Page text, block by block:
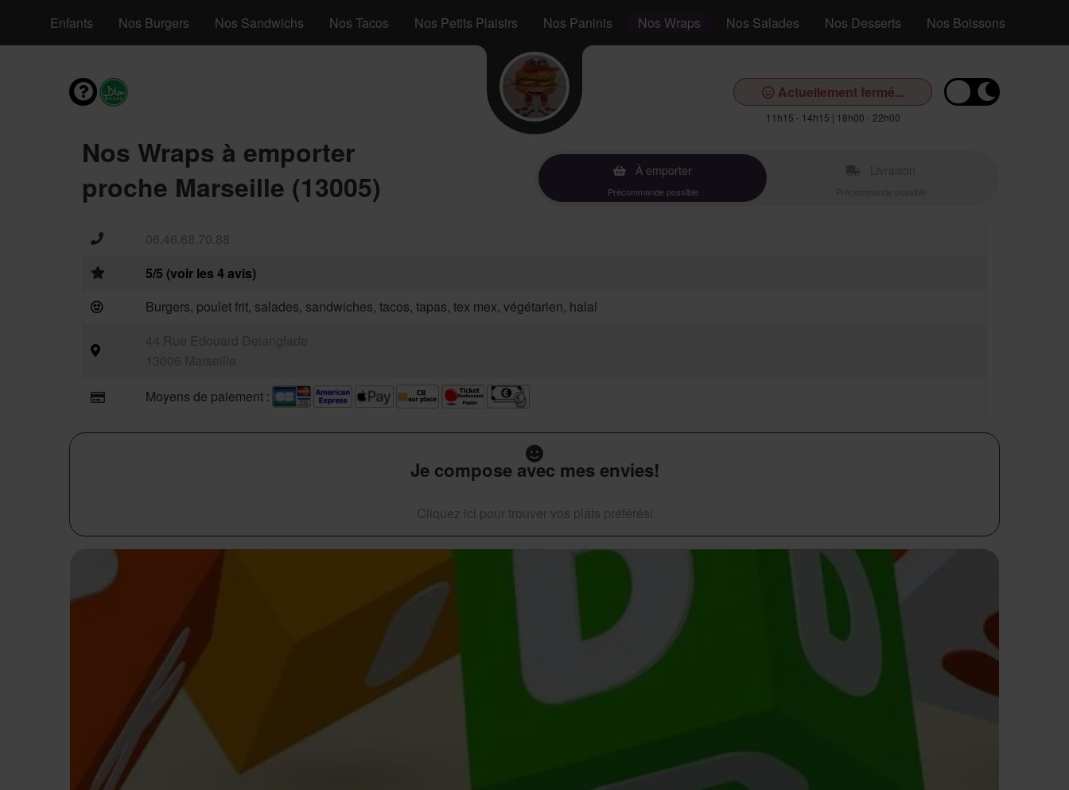
Menus Enfants Nos Burgers Nos Sandwichs Nos Tacos Nos Petits Plaisirs Nos Paninis Nos Wraps Nos Salades Nos Desserts Nos Boissons
Actuellement fermé...
11h15 - 14h15 | 18h00 - 22h00
Nos Wraps à emporter
proche Marseille (13005)
À emporter
Précommande possible
06.46.68.70.88
5/5 (voir les 4 avis)
Burgers, poulet frit, salades, sandwiches, tacos, tapas, tex mex, végétarien, halal
Moyens de paiement :
Je compose avec mes envies!
Cliquez ici pour trouver vos plats préférés!